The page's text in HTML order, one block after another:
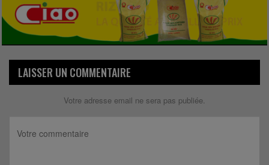
LAISSER UN COMMENTAIRE
Votre adresse email ne sera pas publiée.